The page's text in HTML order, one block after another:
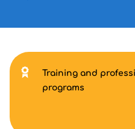
Training and
programs